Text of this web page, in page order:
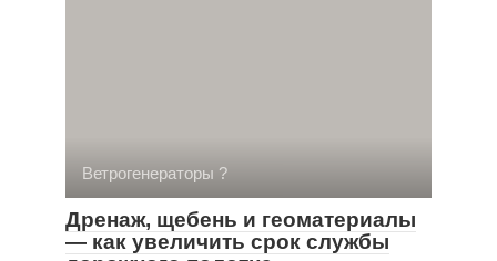
Ветрогенераторы ?
Дренаж, щебень и геоматериалы
— как увеличить срок службы